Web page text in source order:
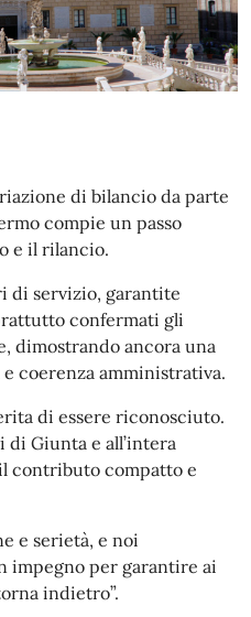
di bilancio da parte
compie un passo
e il rilancio.
di servizio, garantite
confermati gli
dimostrando ancora una
coerenza amministrativa.
di essere riconosciuto.
di Giunta e all’intera
contributo compatto e
e serietà, e noi
impegno per garantire ai
indietro”.